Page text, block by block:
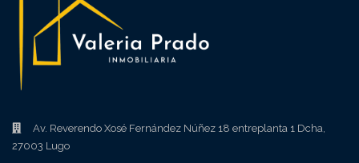
Av. Reverendo Xosé Fernández Núñez 18 entreplanta 1 Dcha,
27003 Lugo